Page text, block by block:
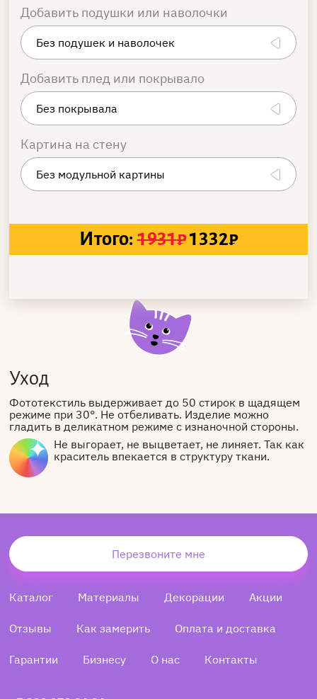
Добавить подушки или наволочки
Добавить плед или покрывало
Картина на стену
Итого: 1931₽1332₽
Уход
Фототекстиль выдерживает до 50 стирок в щадящем
режиме при 30°. Не отбеливать. Изделие можно
гладить в деликатном режиме с изнаночной стороны.
Не выгорает, не выцветает, не линяет. Так как
краситель впекается в структуру ткани.
Перезвоните мне
Каталог Материалы Декорации Акции
Отзывы Как замерить Оплата и доставка
Гарантии Бизнесу О нас Контакты